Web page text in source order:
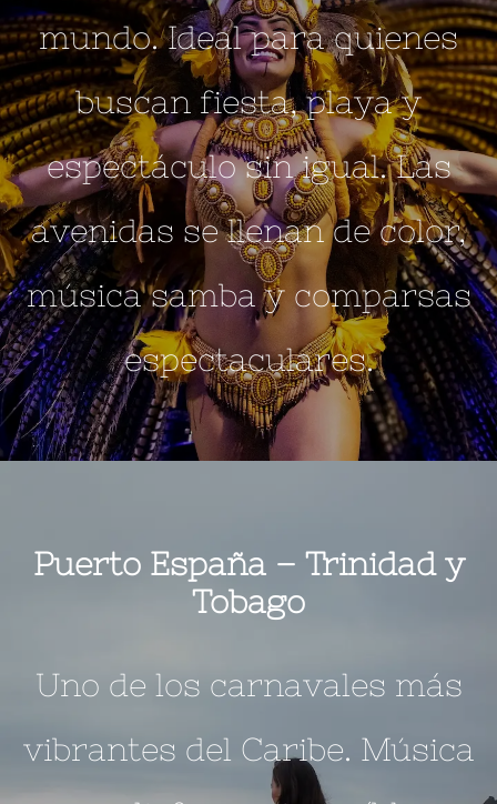
mundo. Ideal para quienes
buscan fiesta, playa y
espectáculo sin igual. Las
avenidas se llenan de color,
música samba y comparsas
espectaculares.
Puerto España – Trinidad y
Tobago
Uno de los carnavales más
vibrantes del Caribe. Música